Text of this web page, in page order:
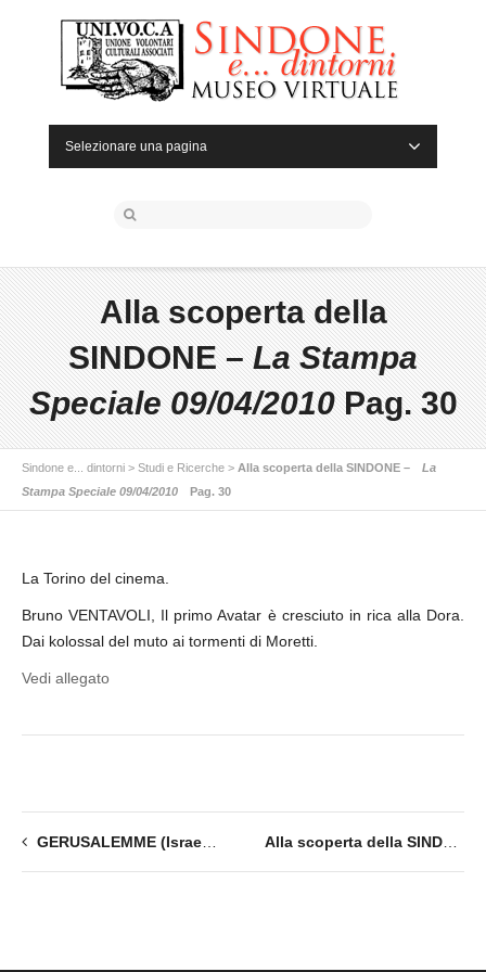
Selezionare una pagina
Alla scoperta della
SINDONE –La Stampa
Speciale 09/04/2010Pag. 30
Sindone e... dintorni > Studi e Ricerche > Alla scoperta della SINDONE –
La
Stampa Speciale 09/04/2010
Pag. 30
La Torino del cinema.
Bruno VENTAVOLI, Il primo Avatar è cresciuto in rica alla Dora.
Dai kolossal del muto ai tormenti di Moretti.
Vedi allegato
GERUSALEMME (Israele). Sindone: trovato sudario dell’epoca di Cristo.